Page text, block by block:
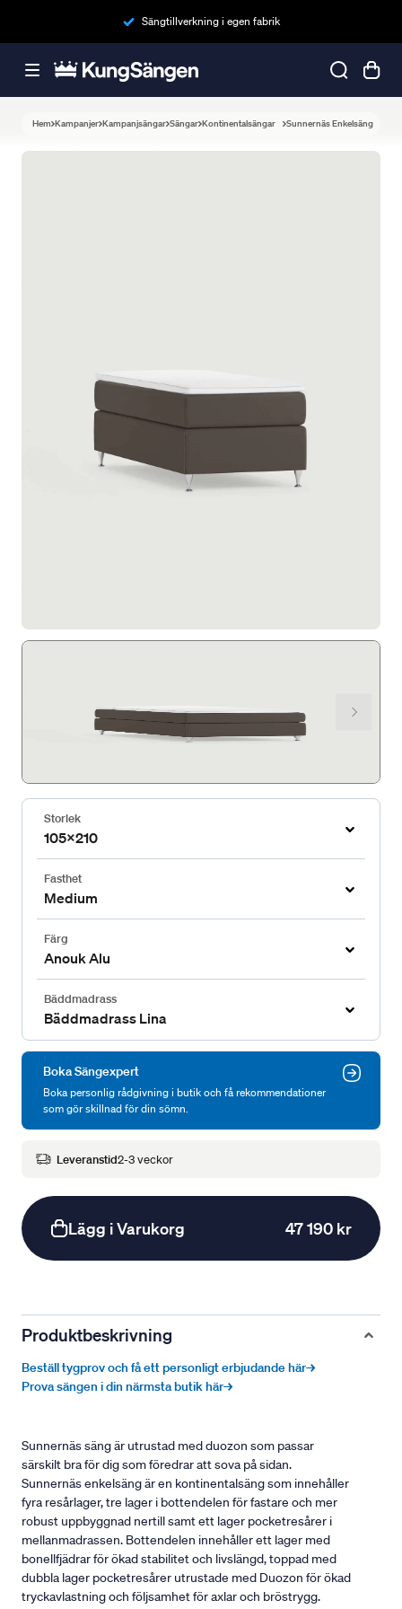
Sängtillverkning i egen fabrik
Hem Kampanjer Kampanjsängar Sängar Kontinentalsängar Sunnernäs Enkelsäng
Storlek
105x210
Fasthet
Medium
Färg
Anouk Alu
Bäddmadrass
Bäddmadrass Lina
Boka Sängexpert
Boka personlig rådgivning i butik och få rekommendationer
som gör skillnad för din sömn.
Leveranstid2-3 veckor
Lägg i Varukorg 47 190 kr
Produktbeskrivning
Beställ tygprov och få ett personligt erbjudande här→
Prova sängen i din närmsta butik här→
Sunnernäs säng är utrustad med duozon som passar
särskilt bra för dig som föredrar att sova på sidan.
Sunnernäs enkelsäng är en kontinentalsäng som innehåller
fyra resårlager, tre lager i bottendelen för fastare och mer
robust uppbyggnad nertill samt ett lager pocketresårer i
mellanmadrassen. Bottendelen innehåller ett lager med
bonellfjädrar för ökad stabilitet och livslängd, toppad med
dubbla lager pocketresårer utrustade med Duozon för ökad
tryckavlastning och följsamhet för axlar och bröstrygg.